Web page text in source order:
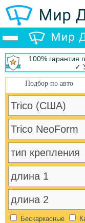
100% гарантия
✓
Подбор по авто
Бескаркасные